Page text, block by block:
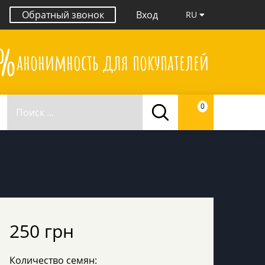
Обратный звонок Вход RU
анонимность для покупателей
0
250 грн
Количество семян: